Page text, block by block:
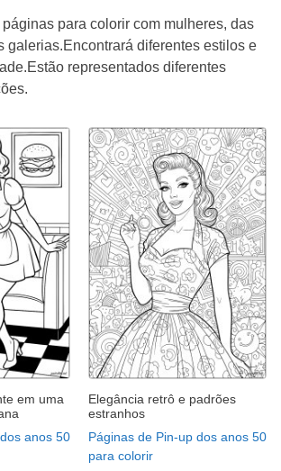
para colorir com mulheres, das
galerias.Encontrará diferentes estilos e
representados diferentes
em uma
anos 50
Elegância retrô e padrões
estranhos
Páginas de Pin-up dos anos 50
para colorir